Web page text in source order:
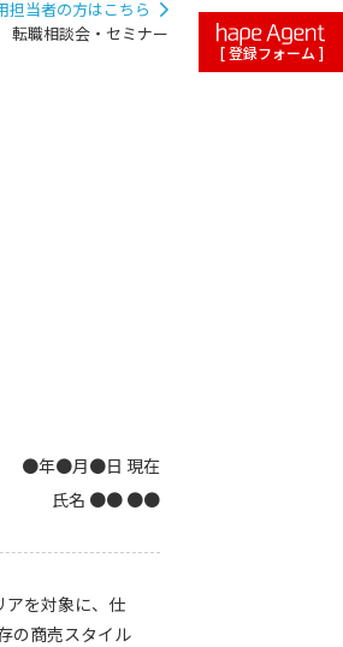
担当者の方はこちら
転職相談会・セミナー
[ 登録フォーム ]
●年●月●日 現在
氏名 ●● ●●
アを対象に、仕
の商売スタイル